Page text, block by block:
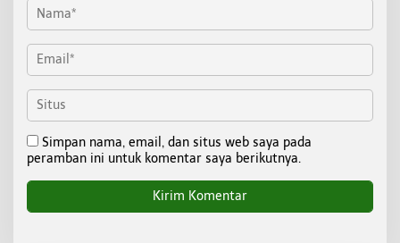
Simpan nama, email, dan situs web saya pada
peramban ini untuk komentar saya berikutnya.